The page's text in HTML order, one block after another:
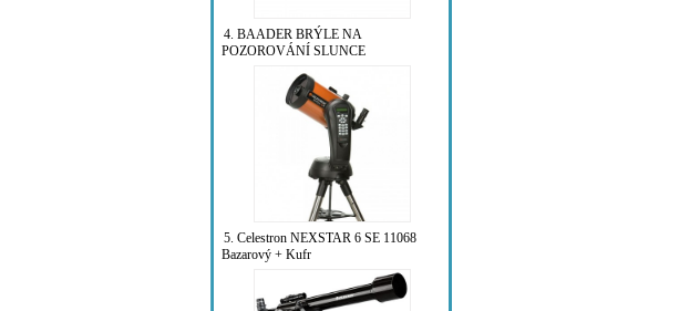
4. BAADER BRÝLE NA
POZOROVÁNÍ SLUNCE
5. Celestron NEXSTAR 6 SE 11068
Bazarový + Kufr